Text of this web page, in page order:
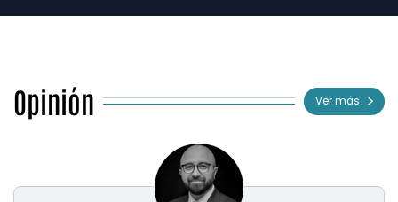
Opinión Ver más